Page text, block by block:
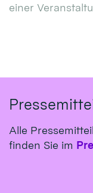
einer
Alle
finden Sie im